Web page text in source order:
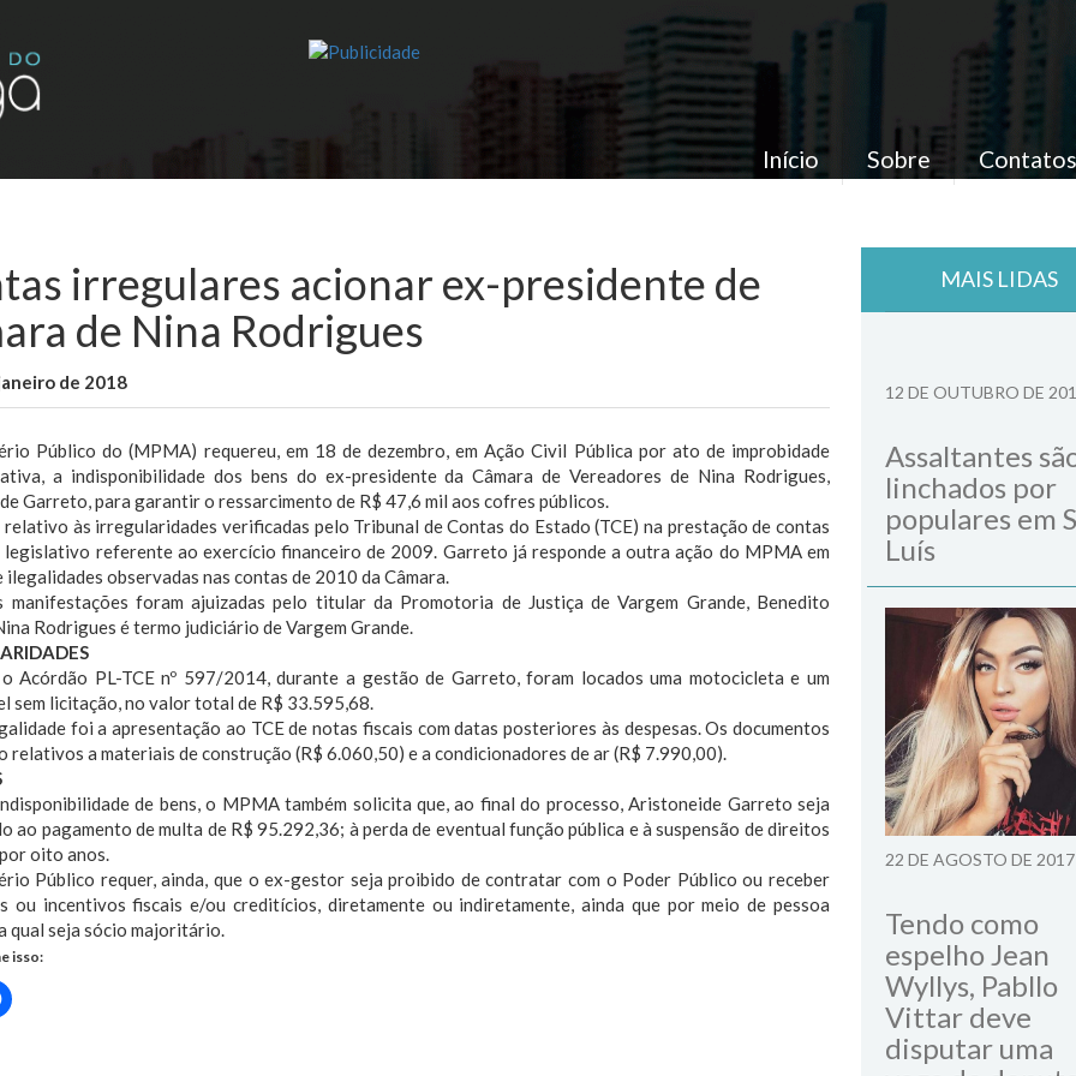
Início Sobre Contatos
irregulares acionar ex-presidente de
de Nina Rodrigues
de 2018
Público do (MPMA) requereu, em 18 de dezembro, em Ação Civil Pública por ato de improbidade
a indisponibilidade dos bens do ex-presidente da Câmara de Vereadores de Nina Rodrigues,
Garreto, para garantir o ressarcimento de R$ 47,6 mil aos cofres públicos.
às irregularidades verificadas pelo Tribunal de Contas do Estado (TCE) na prestação de contas
referente ao exercício financeiro de 2009. Garreto já responde a outra ação do MPMA em
ilegalidades observadas nas contas de 2010 da Câmara.
manifestações foram ajuizadas pelo titular da Promotoria de Justiça de Vargem Grande, Benedito
Rodrigues é termo judiciário de Vargem Grande.
o Acórdão PL-TCE nº 597/2014, durante a gestão de Garreto, foram locados uma motocicleta e um
sem licitação, no valor total de R$ 33.595,68.
foi a apresentação ao TCE de notas fiscais com datas posteriores às despesas. Os documentos
relativos a materiais de construção (R$ 6.060,50) e a condicionadores de ar (R$ 7.990,00).
de bens, o MPMA também solicita que, ao final do processo, Aristoneide Garreto seja
ao pagamento de multa de R$ 95.292,36; à perda de eventual função pública e à suspensão de direitos
oito anos.
Público requer, ainda, que o ex-gestor seja proibido de contratar com o Poder Público ou receber
ou incentivos fiscais e/ou creditícios, diretamente ou indiretamente, ainda que por meio de pessoa
qual seja sócio majoritário.
isso:
Clique
para
MAIS LIDAS
12 DE OUTUBRO DE
Assaltantes
linchados por
populares em
Luís
22 DE AGOSTO DE 2017
Tendo como
espelho Jean
Wyllys, Pabllo
Vittar deve
disputar uma